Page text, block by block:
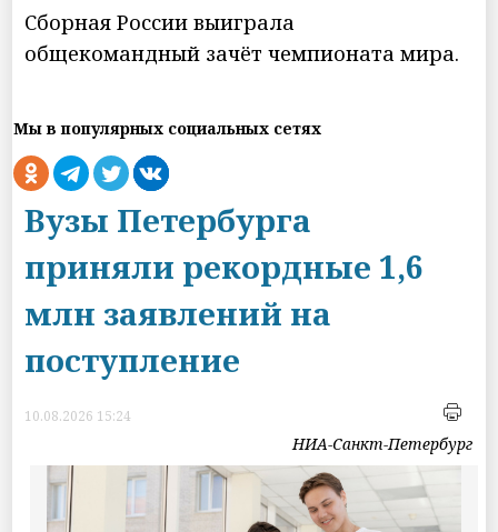
Сборная России выиграла
общекомандный зачёт чемпионата мира.
Мы в популярных социальных сетях
Вузы Петербурга
приняли рекордные 1,6
млн заявлений на
поступление
10.08.2026 15:24
НИА-Санкт-Петербург